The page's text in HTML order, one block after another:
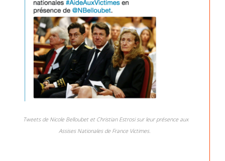
Tweets de Nicole Belloubet et Christian Estrosi sur leur présence aux
Assises Nationales de France Victimes.